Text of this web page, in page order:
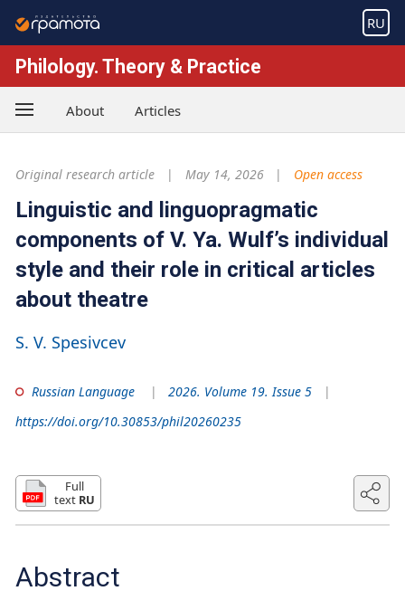
RU
Philology. Theory & Practice
About Articles
Original research article May 14, 2026 Open access
Linguistic and linguopragmatic
components of V. Ya. Wulf’s individual
style and their role in critical articles
about theatre
S. V. Spesivcev
Russian Language
2026. Volume 19. Issue 5
https://doi.org/10.30853/phil20260235
Full
text RU
Abstract